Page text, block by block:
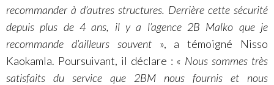
recommander à d’autres structures. Derrière cette sécurité
depuis plus de 4 ans, il y a l’agence 2B Malko que je
recommande d’ailleurs souvent », a témoigné Nisso
Kaokamla. Poursuivant, il déclare : « Nous sommes très
satisfaits du service que 2BM nous fournis et nous